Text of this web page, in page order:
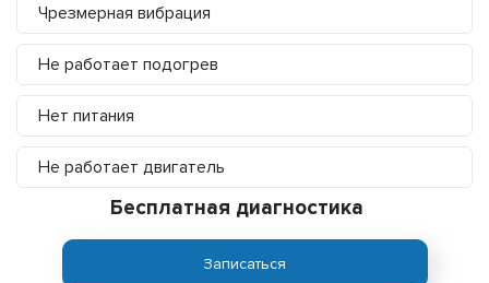
Чрезмерная вибрация
Не работает подогрев
Нет питания
Не работает двигатель
Бесплатная диагностика
Записаться